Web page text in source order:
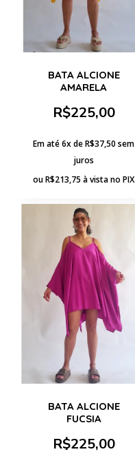
BATA ALCIONE
AMARELA
R$225,00
Em até 6x deR$37,50 sem
juros
ouR$213,75 à vista no PIX
BATA ALCIONE
FUCSIA
R$225,00